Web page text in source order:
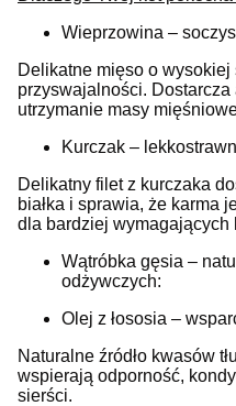
Wieprzowina –
Delikatne mięso o
przyswajalności.
utrzymanie masy
Kurczak –
Delikatny filet z kurczaka
białka i sprawia, że karma
dla bardziej wymagających
Wątróbka gęsia –
odżywczych:
Olej z łososia –
Naturalne źródło kwasów
wspierają odporność,
sierści.